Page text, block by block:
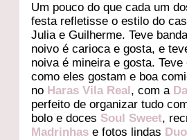
Um pouco do que cada um
festa refletisse o estilo do
Julia e Guilherme. Teve
noivo é carioca e gosta, e
noiva é mineira e gosta. Teve
como eles gostam e boa
no Haras Vila Real , com a
perfeito de organizar tudo
bolo e doces Soul Sweet,
Madrinhas e fotos lindas